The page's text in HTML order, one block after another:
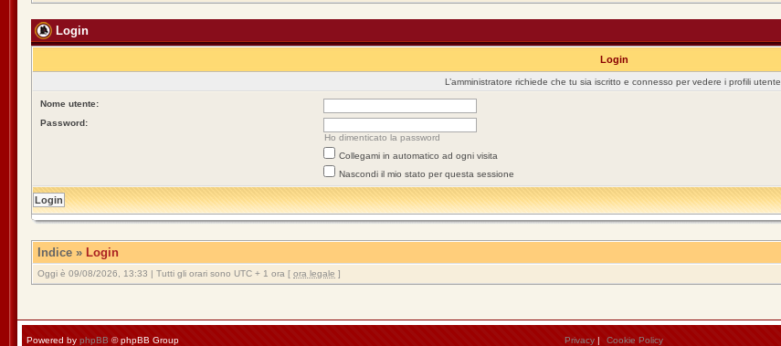
Login
Login
L’amministratore richiede che tu sia iscritto e connesso per vedere i profili utente.
Nome utente:
Password:
Ho dimenticato la password
Collegami in automatico ad ogni visita
Nascondi il mio stato per questa sessione
Indice » Login
Oggi è 09/08/2026, 13:33 | Tutti gli orari sono UTC + 1 ora [ ora legale ]
Powered by phpBB © phpBB Group Privacy | Cookie Policy